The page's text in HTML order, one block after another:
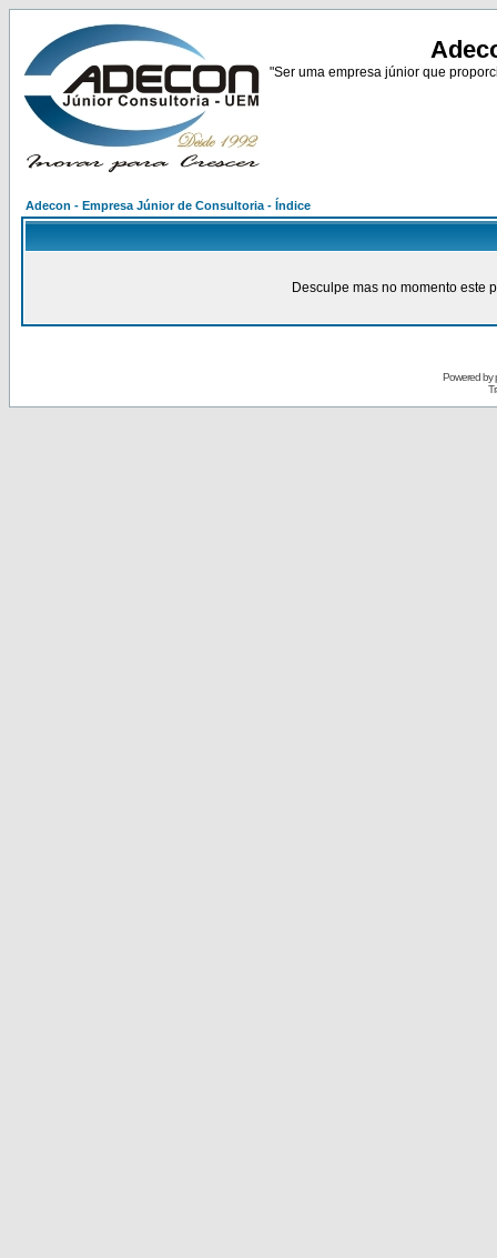
"Ser uma empresa júnior que
Adecon - Empresa Júnior de Consultoria - Índice
Desculpe mas no momento este
Powered by